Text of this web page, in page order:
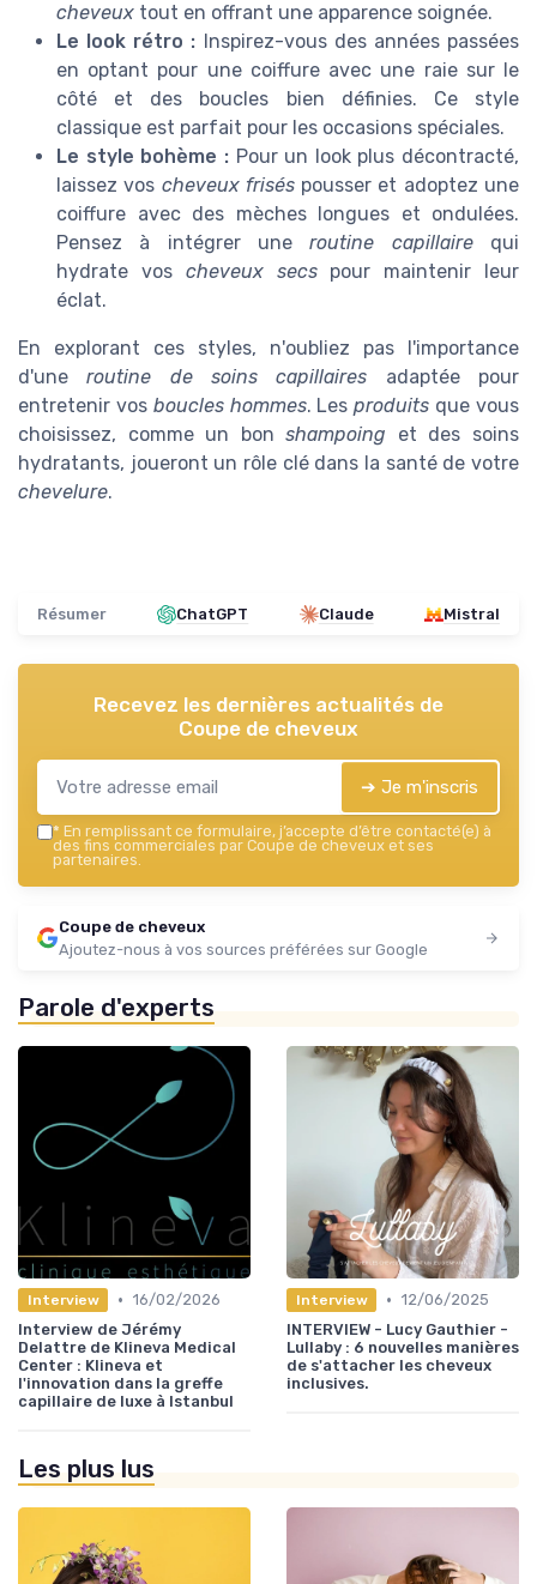
cheveux tout en offrant une apparence soignée.
Le look rétro : Inspirez-vous des années passées
en optant pour une coiffure avec une raie sur le
côté et des boucles bien définies. Ce style
classique est parfait pour les occasions spéciales.
Le style bohème :Pour un look plus décontracté,
laissez vos cheveux friséspousser et adoptez une
coiffure avec des mèches longues et ondulées.
Pensez à intégrer uneroutine capillairequi
hydrate vos cheveux secspour maintenir leur
éclat.
En explorant ces styles, n'oubliez pas l'importance
d'uneroutine de soins capillaires adaptée pour
entretenir vos boucles hommes. Lesproduits que vous
choisissez, comme un bonshampoing et des soins
hydratants, joueront un rôle clé dans la santé de votre
chevelure.
Résumer ChatGPT Claude Mistral
Recevez les dernières actualités de
Coupe de cheveux
➔ Je m'inscris
* En remplissant ce formulaire, j’accepte d’être contacté(e) à
des fins commerciales par Coupe de cheveux et ses
partenaires.
Coupe de cheveux
Ajoutez-nous à vos sources préférées sur Google
Parole d'experts
Interview • 16/02/2026
Interview de Jérémy
Delattre de Klineva Medical
Center : Klineva et
l'innovation dans la greffe
capillaire de luxe à Istanbul
Interview • 12/06/2025
INTERVIEW - Lucy Gauthier -
Lullaby : 6 nouvelles manières
de s'attacher les cheveux
inclusives.
Les plus lus